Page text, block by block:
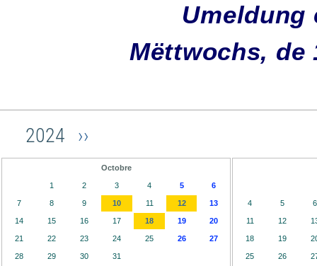
Mëttwochs, de
2024 ››
Octobre
1 2 3 4 5 6
7 8 9 10 11 12 13
14 15 16 17 18 19 20
21 22 23 24 25 26 27
28 29 30 31
4 5 6
11 12
18 19
25 26